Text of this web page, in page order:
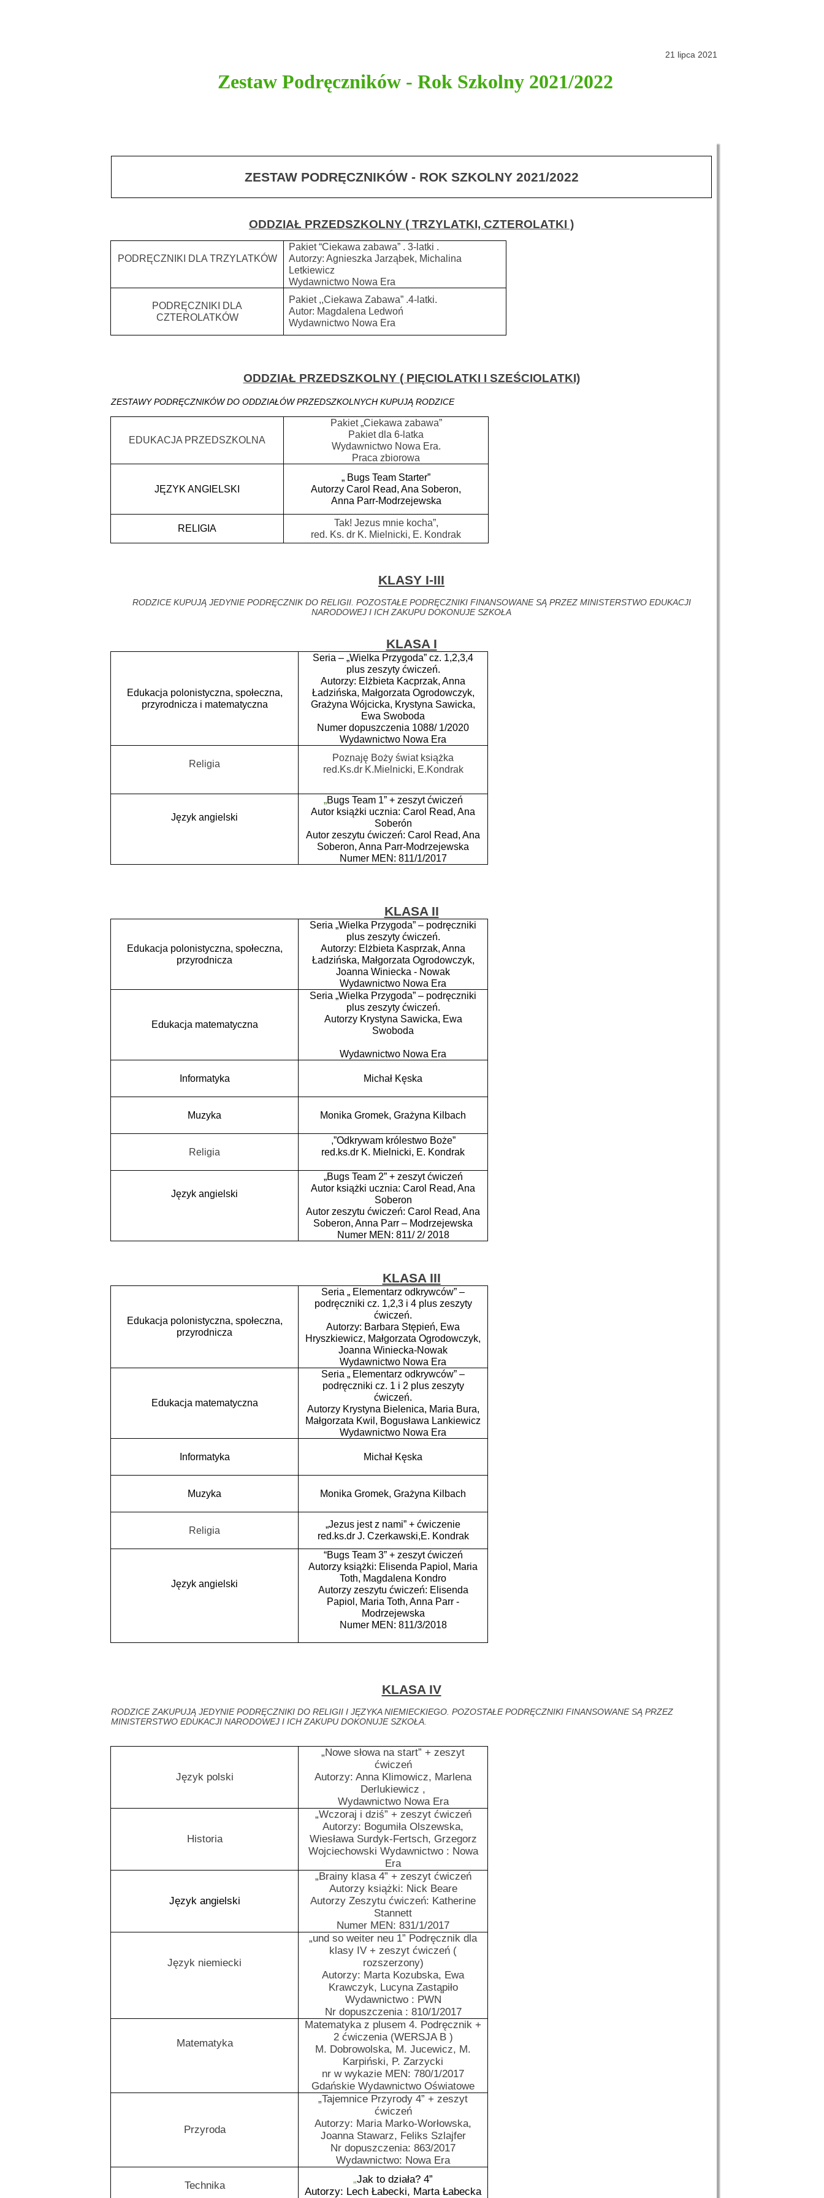
21 lipca 2021
ZESTAW PODRĘCZNIKÓW - ROK SZKOLNY 2021/2022
ODDZIAŁ PRZEDSZKOLNY ( TRZYLATKI, CZTEROLATKI )
PODRĘCZNIKI DLA TRZYLATKÓW
Pakiet “Ciekawa zabawa” . 3-latki .
Autorzy: Agnieszka Jarząbek, Michalina
Letkiewicz
Wydawnictwo Nowa Era
PODRĘCZNIKI DLA
CZTEROLATKÓW
Pakiet ,,Ciekawa Zabawa” .4-latki.
Autor: Magdalena Ledwoń
Wydawnictwo Nowa Era
ODDZIAŁ PRZEDSZKOLNY ( PIĘCIOLATKI I SZEŚCIOLATKI)
ZESTAWY PODRĘCZNIKÓW DO ODDZIAŁÓW PRZEDSZKOLNYCH KUPUJĄ RODZICE
EDUKACJA PRZEDSZKOLNA
Pakiet „Ciekawa zabawa”
Pakiet dla 6-latka
Wydawnictwo Nowa Era.
Praca zbiorowa
JĘZYK ANGIELSKI
„ Bugs Team Starter”
Autorzy Carol Read, Ana Soberon,
Anna Parr-Modrzejewska
RELIGIA
Tak! Jezus mnie kocha”,
red. Ks. dr K. Mielnicki, E. Kondrak
KLASY I-III
RODZICE KUPUJĄ JEDYNIE PODRĘCZNIK DO RELIGII. POZOSTAŁE PODRĘCZNIKI FINANSOWANE SĄ PRZEZ MINISTERSTWO EDUKACJI
NARODOWEJ I ICH ZAKUPU DOKONUJE SZKOŁA
KLASA I
Edukacja polonistyczna, społeczna,
przyrodnicza i matematyczna
Seria – „Wielka Przygoda” cz. 1,2,3,4
plus zeszyty ćwiczeń.
Autorzy: Elżbieta Kacprzak, Anna
Ładzińska, Małgorzata Ogrodowczyk,
Grażyna Wójcicka, Krystyna Sawicka,
Ewa Swoboda
Numer dopuszczenia 1088/ 1/2020
Wydawnictwo Nowa Era
Religia
Poznaję Boży świat książka
red.Ks.dr K.Mielnicki, E.Kondrak
Język angielski
„Bugs Team 1” + zeszyt ćwiczeń
Autor książki ucznia: Carol Read, Ana
Soberón
Autor zeszytu ćwiczeń: Carol Read, Ana
Soberon, Anna Parr-Modrzejewska
Numer MEN: 811/1/2017
KLASA II
Edukacja polonistyczna, społeczna,
przyrodnicza
Seria „Wielka Przygoda” – podręczniki
plus zeszyty ćwiczeń.
Autorzy: Elżbieta Kasprzak, Anna
Ładzińska, Małgorzata Ogrodowczyk,
Joanna Winiecka - Nowak
Wydawnictwo Nowa Era
Edukacja matematyczna
Seria „Wielka Przygoda” – podręczniki
plus zeszyty ćwiczeń.
Autorzy Krystyna Sawicka, Ewa
Swoboda
Wydawnictwo Nowa Era
Informatyka Michał Kęska
Muzyka Monika Gromek, Grażyna Kilbach
Religia
,”Odkrywam królestwo Boże”
red.ks.dr K. Mielnicki, E. Kondrak
Język angielski
„Bugs Team 2” + zeszyt ćwiczeń
Autor książki ucznia: Carol Read, Ana
Soberon
Autor zeszytu ćwiczeń: Carol Read, Ana
Soberon, Anna Parr – Modrzejewska
Numer MEN: 811/ 2/ 2018
KLASA III
Edukacja polonistyczna, społeczna,
przyrodnicza
Seria „ Elementarz odkrywców” –
podręczniki cz. 1,2,3 i 4 plus zeszyty
ćwiczeń.
Autorzy: Barbara Stępień, Ewa
Hryszkiewicz, Małgorzata Ogrodowczyk,
Joanna Winiecka-Nowak
Wydawnictwo Nowa Era
Edukacja matematyczna
Seria „ Elementarz odkrywców” –
podręczniki cz. 1 i 2 plus zeszyty
ćwiczeń.
Autorzy Krystyna Bielenica, Maria Bura,
Małgorzata Kwil, Bogusława Lankiewicz
Wydawnictwo Nowa Era
Informatyka Michał Kęska
Muzyka Monika Gromek, Grażyna Kilbach
Religia
„Jezus jest z nami” + ćwiczenie
red.ks.dr J. Czerkawski,E. Kondrak
Język angielski
“Bugs Team 3” + zeszyt ćwiczeń
Autorzy książki: Elisenda Papiol, Maria
Toth, Magdalena Kondro
Autorzy zeszytu ćwiczeń: Elisenda
Papiol, Maria Toth, Anna Parr -
Modrzejewska
Numer MEN: 811/3/2018
KLASA IV
RODZICE ZAKUPUJĄ JEDYNIE PODRĘCZNIKI DO RELIGII I JĘZYKA NIEMIECKIEGO. POZOSTAŁE PODRĘCZNIKI FINANSOWANE SĄ PRZEZ
MINISTERSTWO EDUKACJI NARODOWEJ I ICH ZAKUPU DOKONUJE SZKOŁA.
Język polski
„Nowe słowa na start” + zeszyt
ćwiczeń
Autorzy: Anna Klimowicz, Marlena
Derlukiewicz ,
Wydawnictwo Nowa Era
Historia
„Wczoraj i dziś” + zeszyt ćwiczeń
Autorzy: Bogumiła Olszewska,
Wiesława Surdyk-Fertsch, Grzegorz
Wojciechowski Wydawnictwo : Nowa
Era
Język angielski
„Brainy klasa 4” + zeszyt ćwiczeń
Autorzy książki: Nick Beare
Autorzy Zeszytu ćwiczeń: Katherine
Stannett
Numer MEN: 831/1/2017
Język niemiecki
„und so weiter neu 1” Podręcznik dla
klasy IV + zeszyt ćwiczeń (
rozszerzony)
Autorzy: Marta Kozubska, Ewa
Krawczyk, Lucyna Zastąpiło
Wydawnictwo : PWN
Nr dopuszczenia : 810/1/2017
Matematyka
Matematyka z plusem 4. Podręcznik +
2 ćwiczenia (WERSJA B )
M. Dobrowolska, M. Jucewicz, M.
Karpiński, P. Zarzycki
nr w wykazie MEN: 780/1/2017
Gdańskie Wydawnictwo Oświatowe
Przyroda
„Tajemnice Przyrody 4” + zeszyt
ćwiczeń
Autorzy: Maria Marko-Worłowska,
Joanna Stawarz, Feliks Szlajfer
Nr dopuszczenia: 863/2017
Wydawnictwo: Nowa Era
Technika
„Jak to działa? 4”
Autorzy: Lech Łabecki, Marta Łabecka
Zestaw Podręczników - Rok Szkolny 2021/2022